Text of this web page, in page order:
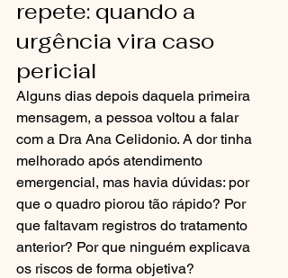
repete: quando a
urgência vira caso
pericial
Alguns dias depois daquela primeira
mensagem, a pessoa voltou a falar
com a Dra Ana Celidonio. A dor tinha
melhorado após atendimento
emergencial, mas havia dúvidas: por
que o quadro piorou tão rápido? Por
que faltavam registros do tratamento
anterior? Por que ninguém explicava
os riscos de forma objetiva?